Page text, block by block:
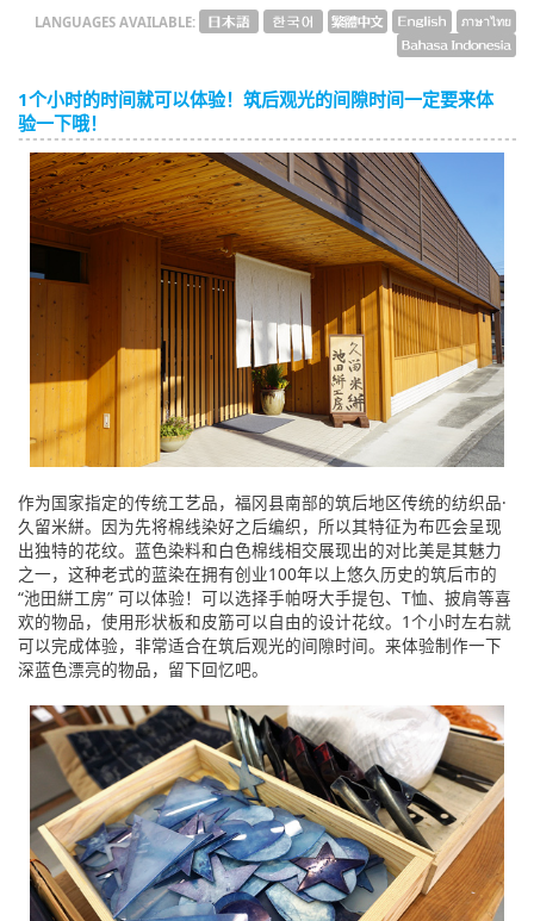
LANGUAGES AVAILABLE:
1个小时的时间就可以体验！筑后观光的间隙时间一定要来体
验一下哦！
作为国家指定的传统工艺品，福冈县南部的筑后地区传统的纺织品·
久留米絣。因为先将棉线染好之后编织，所以其特征为布匹会呈现
出独特的花纹。蓝色染料和白色棉线相交展现出的对比美是其魅力
之一，这种老式的蓝染在拥有创业100年以上悠久历史的筑后市的
“池田絣工房” 可以体验！可以选择手帕呀大手提包、T恤、披肩等喜
欢的物品，使用形状板和皮筋可以自由的设计花纹。1个小时左右就
可以完成体验，非常适合在筑后观光的间隙时间。来体验制作一下
深蓝色漂亮的物品，留下回忆吧。